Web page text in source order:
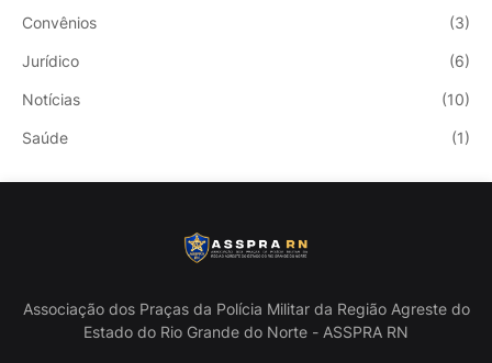
Convênios (3)
Jurídico (6)
Notícias (10)
Saúde (1)
Associação dos Praças da Polícia Militar da Região Agreste do
Estado do Rio Grande do Norte - ASSPRA RN